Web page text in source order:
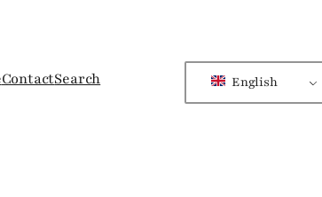
ContactSearch English